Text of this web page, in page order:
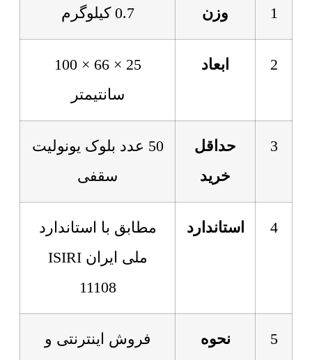
1 وزن 0.7 کیلوگرم
2 ابعاد
25 × 66 × 100
سانتیمتر
3
حداقل
خرید
50 عدد بلوک یونولیت
سقفی
4 استاندارد
مطابق با استاندارد
ملی ایران ISIRI
11108
5
نحوه
فروش اینترنتی و